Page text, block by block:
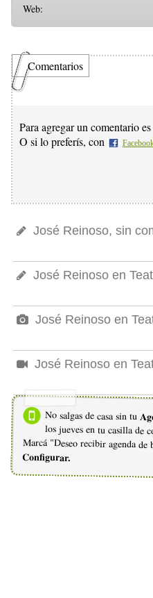
Web:
Comentarios
Para agregar un comentario
O si lo preferís, con
José Reinoso, sin
José Reinoso en
José Reinoso en
José Reinoso en
No salgas de casa sin tu
los jueves en tu casilla de
Marcá "Deseo recibir agenda
Configurar.